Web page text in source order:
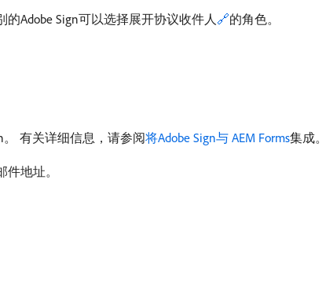
Adobe Sign可以选择展开协议收件人🔗的角色。
。 有关详细信息，请参阅将Adobe Sign与 AEM Forms集成。
地址。